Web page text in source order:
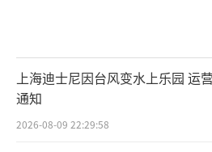
上海迪士尼因台风变水上乐园 运
通知
2026-08-09 22:29:58